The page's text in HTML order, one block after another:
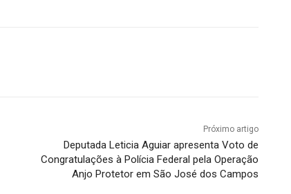
Próximo artigo
Deputada Leticia Aguiar apresenta Voto de
Congratulações à Polícia Federal pela Operação
Anjo Protetor em São José dos Campos